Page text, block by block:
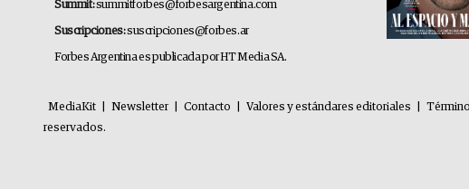
Summit:summitforbes@forbesargentina.com
Suscripciones:suscripciones@forbes.ar
Forbes Argentina es publicada por HT Media SA.
MediaKit Newsletter Contacto Valores y estándares editoriales
reservados.